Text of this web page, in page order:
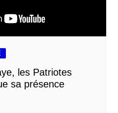
les Patriotes
sa présence